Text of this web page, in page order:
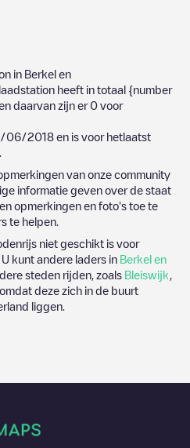
in Berkel en
laadstation heeft in totaal {number
daarvan zijn er 0 voor
06/2018 en is voor hetlaatst
van onze community
informatie geven over de staat
opmerkingen en foto's toe te
te helpen.
niet geschikt is voor
kunt andere laders in Berkel en
steden rijden, zoals Bleiswijk
, omdat deze zich in de buurt
liggen.